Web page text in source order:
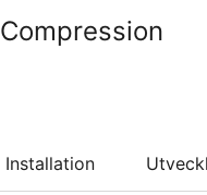
Installation